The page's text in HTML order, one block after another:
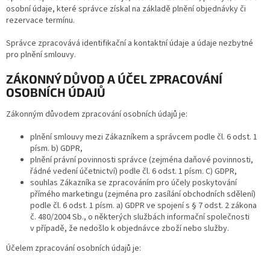
osobní údaje, které správce získal na základě plnění objednávky či
rezervace termínu.
Správce zpracovává identifikační a kontaktní údaje a údaje nezbytné
pro plnění smlouvy.
ZÁKONNÝ DŮVOD A ÚČEL ZPRACOVÁNÍ
OSOBNÍCH ÚDAJŮ
Zákonným důvodem zpracování osobních údajů je:
plnění smlouvy mezi Zákazníkem a správcem podle čl. 6 odst. 1
písm. b) GDPR,
plnění právní povinnosti správce (zejména daňové povinnosti,
řádné vedení účetnictví) podle čl. 6 odst. 1 písm. C) GDPR,
souhlas Zákazníka se zpracováním pro účely poskytování
přímého marketingu (zejména pro zasílání obchodních sdělení)
podle čl. 6 odst. 1 písm. a) GDPR ve spojení s § 7 odst. 2 zákona
č. 480/2004 Sb., o některých službách informační společnosti
v případě, že nedošlo k objednávce zboží nebo služby.
Účelem zpracování osobních údajů je: